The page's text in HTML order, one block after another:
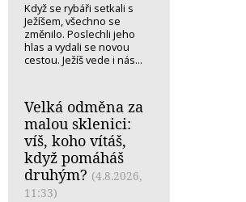
Když se rybáři setkali s
Ježíšem, všechno se
změnilo. Poslechli jeho
hlas a vydali se novou
cestou. Ježíš vede i nás...
Velká odměna za
malou sklenici:
víš, koho vítáš,
když pomáháš
druhým? (4.8.2026,
11:33)